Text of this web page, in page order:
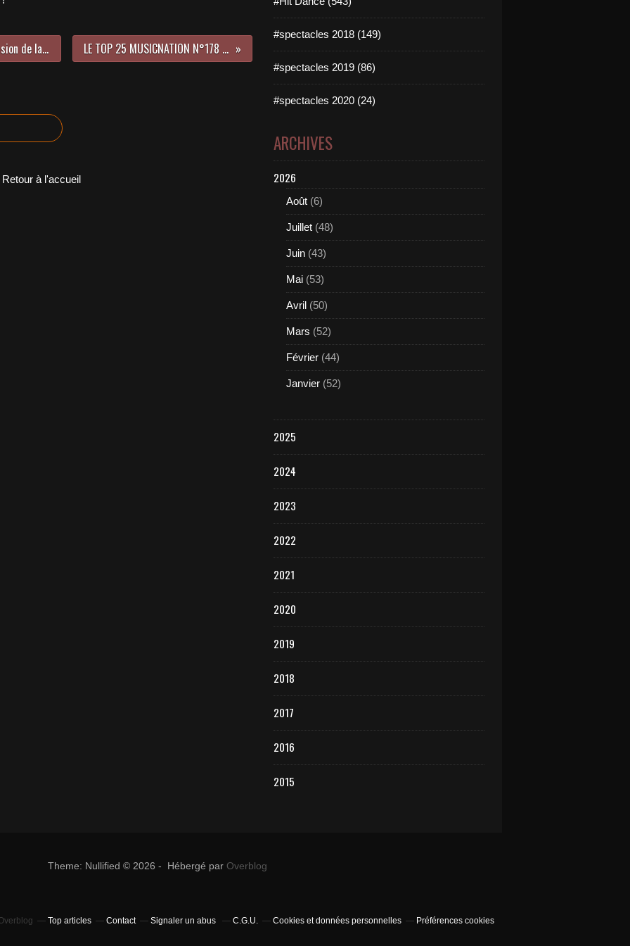
Rencontre avec Miegeville à l’occasion de la sortie de son premier EP ! LE TOP 25 MUSICNATION N°178 - 04 Novembre 2018
Retour à l'accueil
#spectacles 2018 (149)
#spectacles 2019 (86)
#spectacles 2020 (24)
ARCHIVES
2026
Août (6)
Juillet (48)
Juin (43)
Mai (53)
Avril (50)
Mars (52)
Février (44)
Janvier (52)
2025
2024
2023
2022
2021
2020
2019
2018
2017
2016
2015
Theme: Nullified © 2026 - Hébergé par Overblog
Top articles Contact Signaler un abus C.G.U. Cookies et données personnelles Préférences cookies